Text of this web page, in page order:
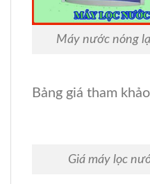
Máy nước nóng
Bảng giá tham khảo
Giá máy lọc